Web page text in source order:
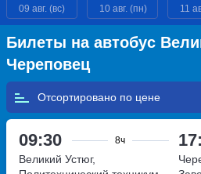
09 авг. (вс)
10 авг. (пн)
11
Билеты на автобус
Череповец
Отсортировано по
09:30 8ч
Великий Устюг,